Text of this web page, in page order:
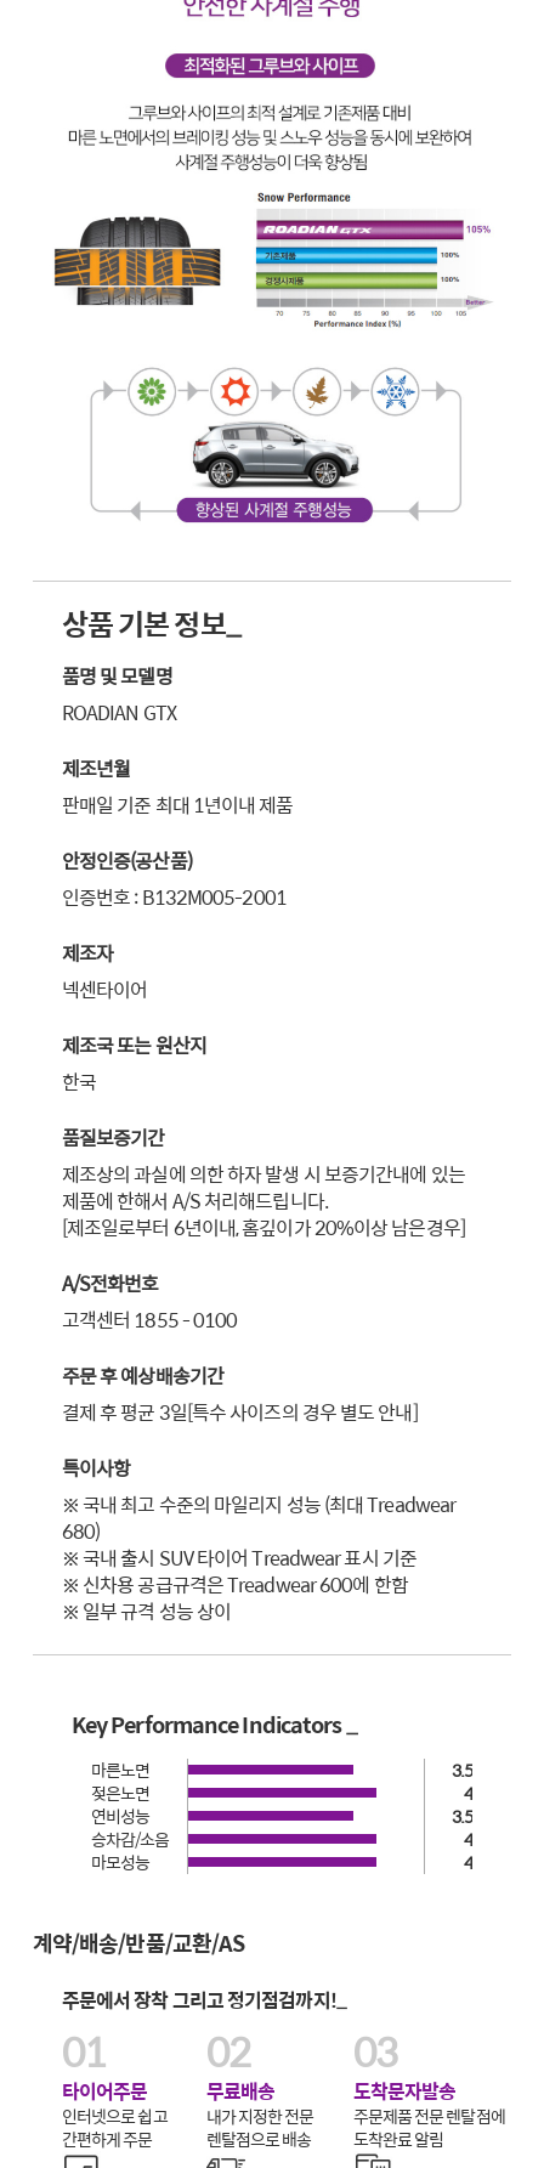
상품 기본 정보_
품명 및 모델명
ROADIAN GTX
제조년월
판매일 기준 최대 1년이내 제품
안정인증(공산품)
인증번호 : B132M005-2001
제조자
넥센타이어
제조국 또는 원산지
한국
품질보증기간
제조상의 과실에 의한 하자 발생 시 보증기간내에 있는
제품에 한해서 A/S 처리해드립니다.
[제조일로부터 6년이내, 홈깊이가 20%이상 남은경우]
A/S전화번호
고객센터 1855 - 0100
주문 후 예상배송기간
결제 후 평균 3일[특수 사이즈의 경우 별도 안내]
특이사항
※ 국내 최고 수준의 마일리지 성능 (최대 Treadwear
680)
※ 국내 출시 SUV 타이어 Treadwear 표시 기준
※ 신차용 공급규격은 Treadwear 600에 한함
※ 일부 규격 성능 상이
Key Performance Indicators _
마른노면
3.5
젖은노면
4
연비성능
3.5
승차감/소음
4
마모성능
4
계약/배송/반품/교환/AS
주문에서 장착 그리고 정기점검까지!_
01
타이어주문
인터넷으로 쉽고
간편하게 주문
02
무료배송
내가 지정한 전문
렌탈점으로 배송
03
도착문자발송
주문제품 전문 렌탈점에
도착완료 알림